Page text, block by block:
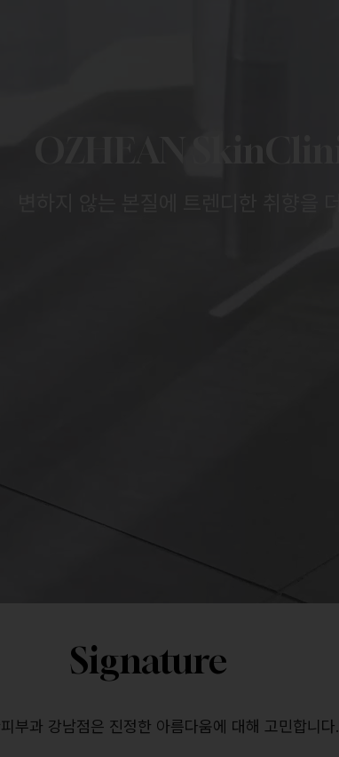
Signature
부과 강남점은 진정한 아름다움에 대해 고민합니다.